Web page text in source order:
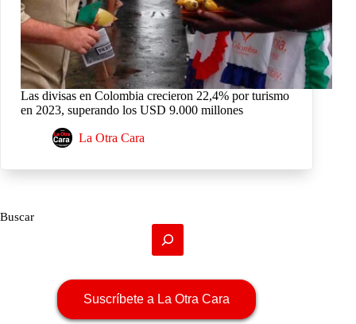
Las divisas en Colombia crecieron 22,4% por turismo
en 2023, superando los USD 9.000 millones
La Otra Cara
Buscar
Suscríbete a La Otra Cara